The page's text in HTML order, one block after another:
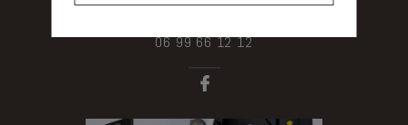
OCCITANIE - PACA
06 99 66 12 12